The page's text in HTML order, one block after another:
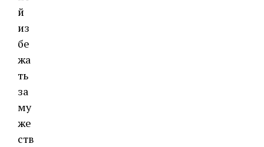
й
из
бе
жа
ть
за
му
же
ств